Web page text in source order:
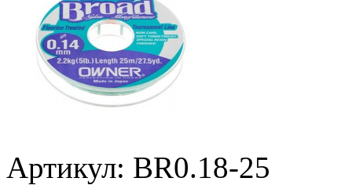
Артикул: BR0.18-25